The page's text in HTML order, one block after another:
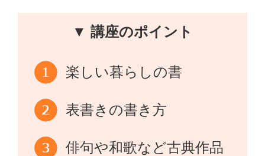
▼ 講座のポイント
楽しい暮らしの書
表書きの書き方
俳句や和歌など古典作品